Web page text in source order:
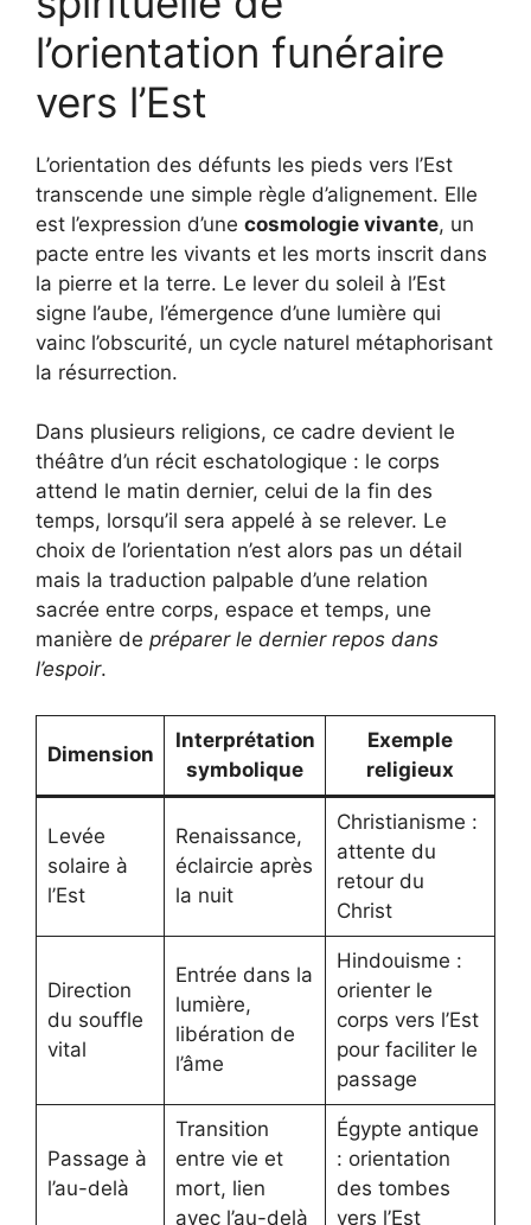
l’orientation funéraire
vers l’Est
L’orientation des défunts les pieds vers l’Est
transcende une simple règle d’alignement. Elle
est l’expression d’une cosmologie vivante, un
pacte entre les vivants et les morts inscrit dans
la pierre et la terre. Le lever du soleil à l’Est
signe l’aube, l’émergence d’une lumière qui
vainc l’obscurité, un cycle naturel métaphorisant
la résurrection.
Dans plusieurs religions, ce cadre devient le
théâtre d’un récit eschatologique : le corps
attend le matin dernier, celui de la fin des
temps, lorsqu’il sera appelé à se relever. Le
choix de l’orientation n’est alors pas un détail
mais la traduction palpable d’une relation
sacrée entre corps, espace et temps, une
manière de préparer le dernier repos dans
l’espoir.
Dimension
Interprétation
symbolique
Exemple
religieux
Levée
solaire à
l’Est
Renaissance,
éclaircie après
la nuit
Christianisme :
attente du
retour du
Christ
Direction
du souffle
vital
Entrée dans la
lumière,
libération de
l’âme
Hindouisme :
orienter le
corps vers l’Est
pour faciliter le
passage
Passage à
l’au-delà
Transition
entre vie et
mort, lien
avec l’au-delà
Égypte antique
: orientation
des tombes
vers l’Est